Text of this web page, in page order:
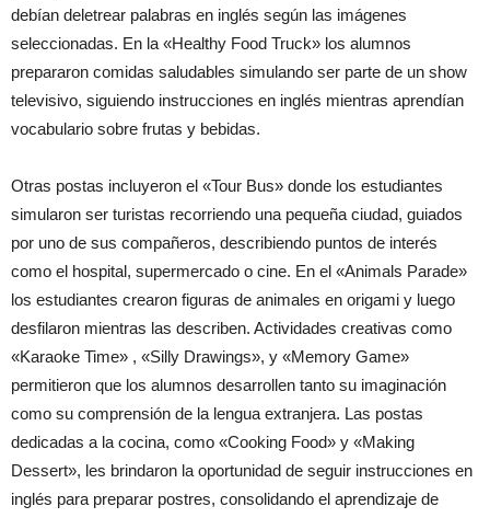
debían deletrear palabras en inglés según las imágenes
seleccionadas. En la «Healthy Food Truck» los alumnos
prepararon comidas saludables simulando ser parte de un show
televisivo, siguiendo instrucciones en inglés mientras aprendían
vocabulario sobre frutas y bebidas.
Otras postas incluyeron el «Tour Bus» donde los estudiantes
simularon ser turistas recorriendo una pequeña ciudad, guiados
por uno de sus compañeros, describiendo puntos de interés
como el hospital, supermercado o cine. En el «Animals Parade»
los estudiantes crearon figuras de animales en origami y luego
desfilaron mientras las describen. Actividades creativas como
«Karaoke Time» , «Silly Drawings», y «Memory Game»
permitieron que los alumnos desarrollen tanto su imaginación
como su comprensión de la lengua extranjera. Las postas
dedicadas a la cocina, como «Cooking Food» y «Making
Dessert», les brindaron la oportunidad de seguir instrucciones en
inglés para preparar postres, consolidando el aprendizaje de